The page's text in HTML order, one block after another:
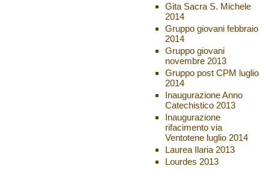
Gita Sacra S. Michele
2014
Gruppo giovani febbraio
2014
Gruppo giovani
novembre 2013
Gruppo post CPM luglio
2014
Inaugurazione Anno
Catechistico 2013
Inaugurazione
rifacimento via
Ventotene luglio 2014
Laurea Ilaria 2013
Lourdes 2013